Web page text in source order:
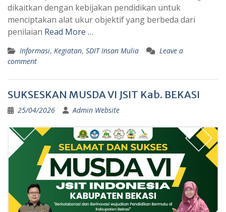
dikaitkan dengan kebijakan pendidikan untuk
menciptakan alat ukur objektif yang berbeda dari
penilaian Read More …
Informasi, Kegiatan, SDIT Insan Mulia
Leave a
comment
SUKSESKAN MUSDA VI JSIT Kab. BEKASI
25/04/2026 Admin Website